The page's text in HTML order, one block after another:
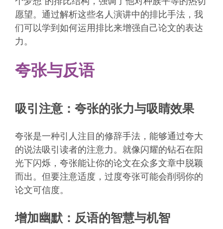
愿望。通过解析这些名人演讲中的排比手法，我
们可以学到如何运用排比来增强自己论文的表达
力。
夸张与反语
吸引注意：夸张的张力与吸睛效果
夸张是一种引人注目的修辞手法，能够通过夸大
的说法吸引读者的注意力。就像闪耀的钻石在阳
光下闪烁，夸张能让你的论文在众多文章中脱颖
而出。但要注意适度，过度夸张可能会削弱你的
论文可信度。
增加幽默：反语的智慧与机智